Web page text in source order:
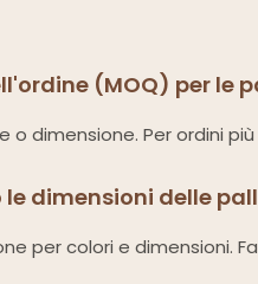
(MOQ) per le
o dimensione. Per ordini
le dimensioni delle
per colori e dimensioni.